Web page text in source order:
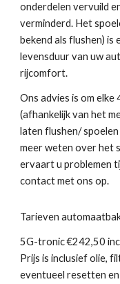
onderdelen vervuild
verminderd. Het
bekend als flushen)
levensduur van uw
rijcomfort.
Ons advies is om
(afhankelijk van het
laten flushen/
meer weten over het
ervaart u problemen
contact met ons op.
Tarieven
5G-tronic €242,50
Prijs is inclusief olie,
eventueel resetten